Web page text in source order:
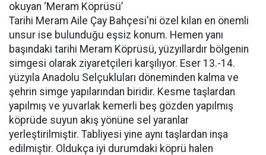
okuyan ‘Meram Köprüsü’
Tarihi Meram Aile Çay Bahçesi'ni özel kılan en önemli
unsur ise bulunduğu eşsiz konum. Hemen yanı
başındaki tarihi Meram Köprüsü, yüzyıllardır bölgenin
simgesi olarak ziyaretçileri karşılıyor. Eser 13.-14.
yüzyıla Anadolu Selçukluları döneminden kalma ve
şehrin simge yapılarından biridir. Kesme taşlardan
yapılmış ve yuvarlak kemerli beş gözden yapılmış
köprüde suyun akış yönüne sel yaranlar
yerleştirilmiştir. Tabliyesi yine aynı taşlardan inşa
edilmiştir. Oldukça iyi durumdaki köprü halen